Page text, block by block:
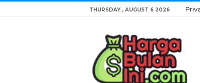
THURSDAY , AUGUST 6 2026